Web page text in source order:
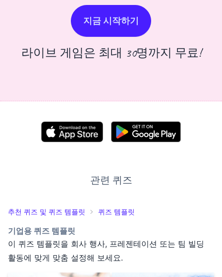
지금 시작하기
라이브 게임은 최대 30명까지 무료!
관련 퀴즈
추천 퀴즈 및 퀴즈 템플릿 퀴즈 템플릿
기업용 퀴즈 템플릿
이 퀴즈 템플릿을 회사 행사, 프레젠테이션 또는 팀 빌딩
활동에 맞게 맞춤 설정해 보세요.